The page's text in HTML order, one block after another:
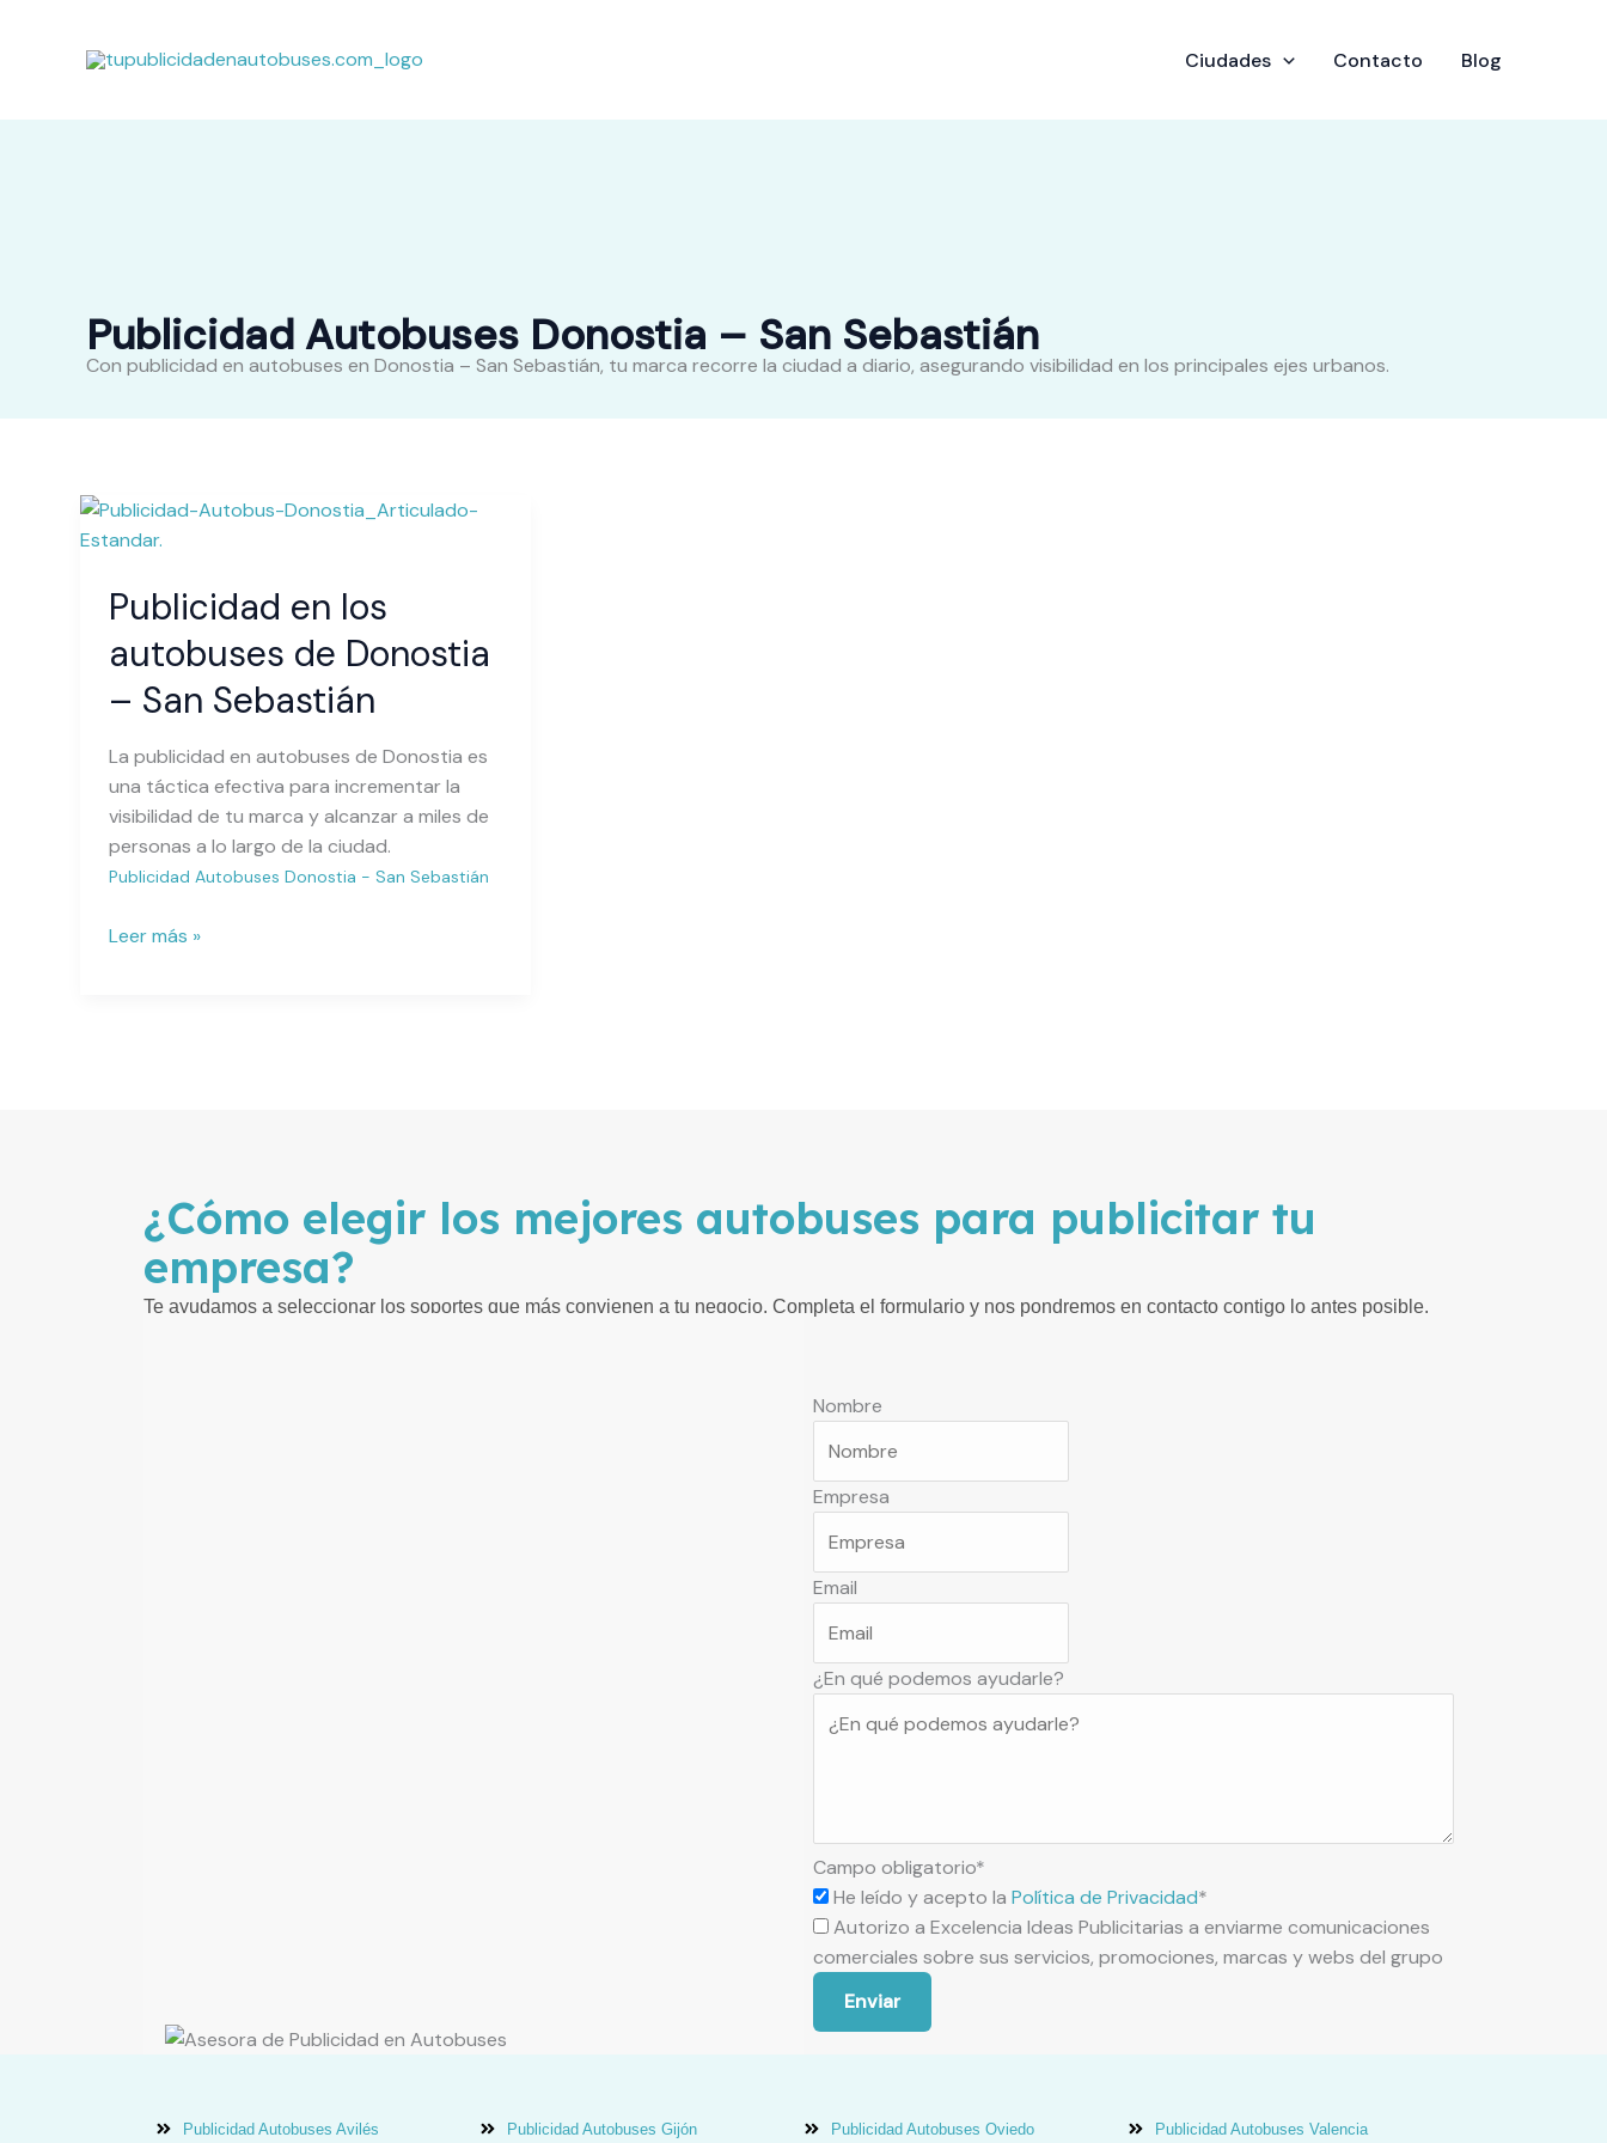
contenido
Ciudades Contacto Blog
Publicidad Autobuses Donostia – San Sebastián
Con publicidad en autobuses en Donostia – San Sebastián, tu marca recorre la ciudad a diario, asegurando visibilidad en los principales ejes urbanos.
Publicidad en los
autobuses de Donostia
– San Sebastián
La publicidad en autobuses de Donostia es
una táctica efectiva para incrementar la
visibilidad de tu marca y alcanzar a miles de
personas a lo largo de la ciudad.
Publicidad Autobuses Donostia - San Sebastián
Publicidad
en
autobuses
Donostia
Sebastián
Leer más »
¿Cómo elegir los mejores autobuses para publicitar tu
empresa?
Te ayudamos a seleccionar los soportes que más convienen a tu negocio. Completa el formulario y nos pondremos en contacto contigo lo antes posible.
Nombre
Empresa
Email
¿En qué podemos ayudarle?
Campo obligatorio*
He leído y acepto la Política de Privacidad*
Autorizo a Excelencia Ideas Publicitarias a enviarme comunicaciones
comerciales sobre sus servicios, promociones, marcas y webs del grupo
Enviar
Publicidad Autobuses Avilés Publicidad Autobuses Gijón Publicidad Autobuses Oviedo Publicidad Autobuses Valencia